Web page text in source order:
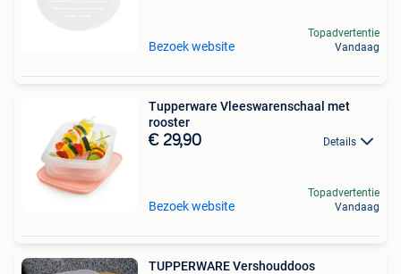
Bezoek website
Topadvertentie
Vandaag
Tupperware Vleeswarenschaal met
rooster
€ 29,90 Details
Bezoek website
Topadvertentie
Vandaag
TUPPERWARE Vershouddoos